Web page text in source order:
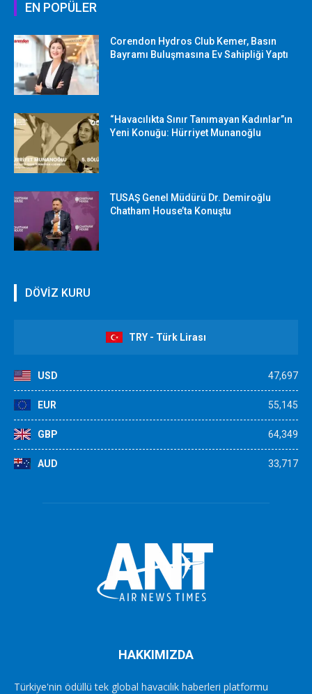
EN POPÜLER
Corendon Hydros Club Kemer, Basın
Bayramı Buluşmasına Ev Sahipliği Yaptı
“Havacılıkta Sınır Tanımayan Kadınlar”ın
Yeni Konuğu: Hürriyet Munanoğlu
TUSAŞ Genel Müdürü Dr. Demiroğlu
Chatham House’ta Konuştu
DÖVİZ KURU
TRY - Türk Lirası
USD 47,697
EUR 55,145
GBP 64,349
AUD 33,717
HAKKIMIZDA
Türkiye'nin ödüllü tek global havacılık haberleri platformu